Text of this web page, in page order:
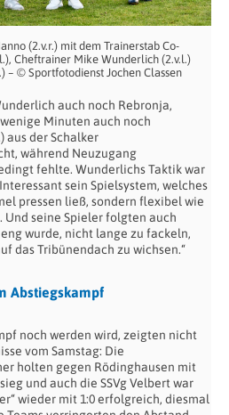
(2.v.r.) mit dem Trainerstab Co-
Cheftrainer Mike Wunderlich (2.v.l.)
– © Sportfotodienst Jochen Classen
auch noch Rebronja,
Minuten auch noch
aus der Schalker
während Neuzugang
fehlte. Wunderlichs Taktik war
sein Spielsystem, welches
pressen ließ, sondern flexibel wie
seine Spieler folgten auch
wurde, nicht lange zu fackeln,
das Tribünendach zu wichsen.“
Abstiegskampf
noch werden wird, zeigten nicht
vom Samstag: Die
holten gegen Rödinghausen mit
und auch die SSVg Velbert war
wieder mit 1:0 erfolgreich, diesmal